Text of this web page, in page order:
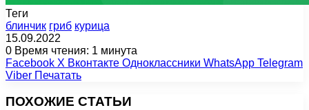
Теги
блинчик гриб курица
15.09.2022
0 Время чтения: 1 минута
Facebook X Вконтакте Одноклассники WhatsApp Telegram
Viber Печатать
ПОХОЖИЕ СТАТЬИ